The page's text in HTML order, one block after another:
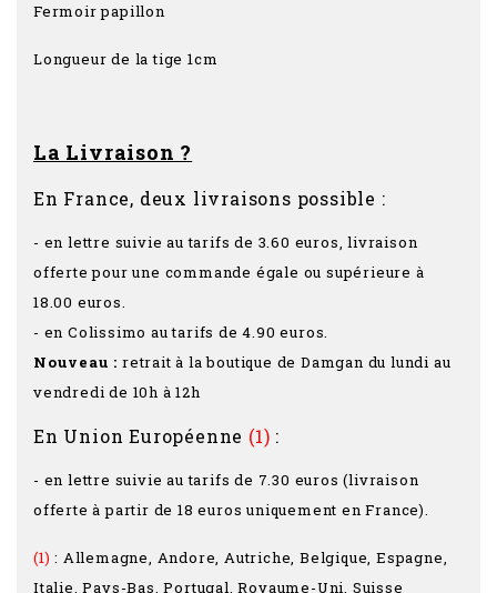
Fermoir papillon
Longueur de la tige 1cm
La Livraison ?
En France, deux livraisons possible :
- en lettre suivie au tarifs de 3.60 euros, livraison
offerte pour une commande égale ou supérieure à
18.00 euros.
- en Colissimo au tarifs de 4.90 euros.
Nouveau : retrait à la boutique de Damgan du lundi au
vendredi de 10h à 12h
En Union Européenne (1) :
- en lettre suivie au tarifs de 7.30 euros (livraison
offerte à partir de 18 euros uniquement en France).
(1) : Allemagne, Andore, Autriche, Belgique, Espagne,
Italie, Pays-Bas, Portugal, Royaume-Uni, Suisse